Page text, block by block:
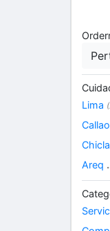
Lima
Callao
Areq